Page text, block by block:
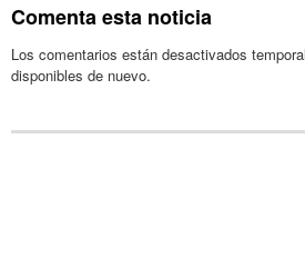
Comenta esta noticia
Los comentarios están desactivados
disponibles de nuevo.